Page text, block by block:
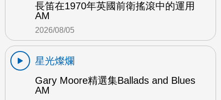
長笛在1970年英國前衛搖滾中的運用
AM
2026/08/05
星光燦爛
Gary Moore精選集Ballads and Blues
AM